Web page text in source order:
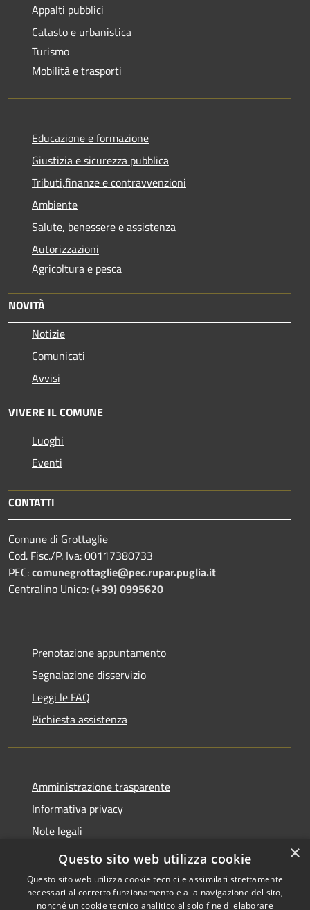
Appalti pubblici
Catasto e urbanistica
Turismo
Mobilità e trasporti
Educazione e formazione
Giustizia e sicurezza pubblica
Tributi,finanze e contravvenzioni
Ambiente
Salute, benessere e assistenza
Autorizzazioni
Agricoltura e pesca
NOVITÀ
Notizie
Comunicati
Avvisi
VIVERE IL COMUNE
Luoghi
Eventi
CONTATTI
Comune di Grottaglie
Cod. Fisc./P. Iva: 00117380733
PEC:comunegrottaglie@pec.rupar.puglia.it
Centralino Unico:(+39) 0995620
Prenotazione appuntamento
Segnalazione disservizio
Leggi le FAQ
Richiesta assistenza
Amministrazione trasparente
Informativa privacy
Note legali
Dichiarazione di accessibilità
×
Questo sito web utilizza cookie
Questo sito web utilizza cookie tecnici e assimilati strettamente
necessari al corretto funzionamento e alla navigazione del sito,
nonché un cookie tecnico analitico al solo fine di elaborare